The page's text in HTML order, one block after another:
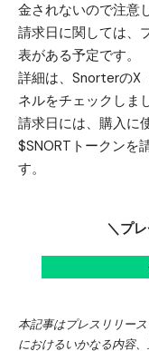
金されないので注意
請求日に関しては、
表がある予定です。
詳細は、SnorterのX
ネルをチェックしま
請求日には、購入に
$SNORTトークンを
す。
＼プ
本記事はプレスリリー
におけるいかなる内容